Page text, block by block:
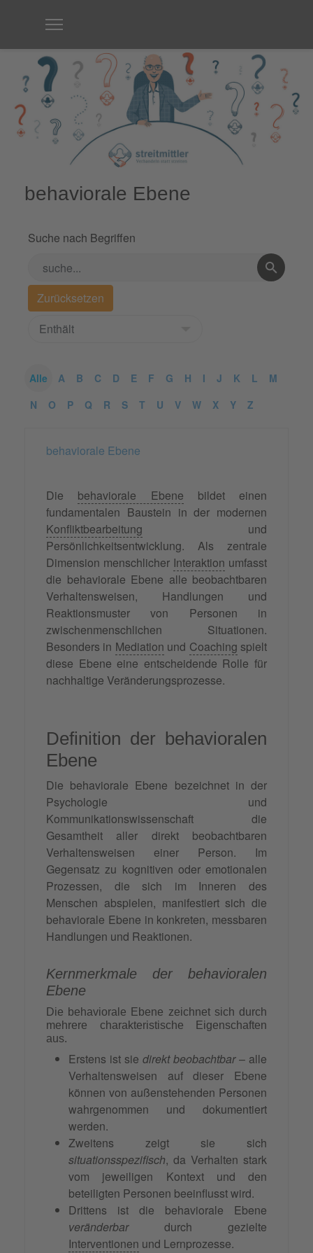
behaviorale Ebene
Suche nach Begriffen
Alle A B C D E F G H I J K L
M
N
O P Q R S T U V W X Y Z
behaviorale Ebene
Die behaviorale Ebene bildet einen
fundamentalen Baustein in der modernen
Konfliktbearbeitung und
Persönlichkeitsentwicklung. Als zentrale
Dimension menschlicher Interaktion umfasst
die behaviorale Ebene alle beobachtbaren
Verhaltensweisen, Handlungen und
Reaktionsmuster von Personen in
zwischenmenschlichen Situationen.
Besonders in Mediation und Coaching spielt
diese Ebene eine entscheidende Rolle für
nachhaltige Veränderungsprozesse.
Definition der behavioralen
Ebene
Die behaviorale Ebene bezeichnet in der
Psychologie und
Kommunikationswissenschaft die
Gesamtheit aller direkt beobachtbaren
Verhaltensweisen einer Person. Im
Gegensatz zu kognitiven oder emotionalen
Prozessen, die sich im Inneren des
Menschen abspielen, manifestiert sich die
behaviorale Ebene in konkreten, messbaren
Handlungen und Reaktionen.
Kernmerkmale der behavioralen
Ebene
Die behaviorale Ebene zeichnet sich durch
mehrere charakteristische Eigenschaften
aus.
Erstens ist sie direkt beobachtbar– alle
Verhaltensweisen auf dieser Ebene
können von außenstehenden Personen
wahrgenommen und dokumentiert
werden.
Zweitens zeigt sie sich
situationsspezifisch, da Verhalten stark
vom jeweiligen Kontext und den
beteiligten Personen beeinflusst wird.
Drittens ist die behaviorale Ebene
veränderbar durch gezielte
Interventionen und Lernprozesse.